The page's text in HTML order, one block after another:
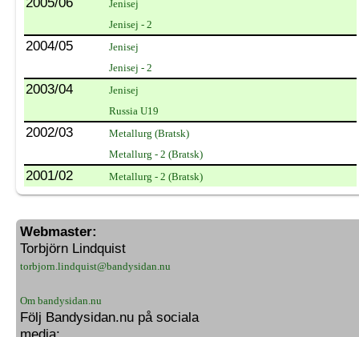
Jenisej
Jenisej - 2
2004/05
Jenisej
Jenisej - 2
2003/04
Jenisej
Russia U19
2002/03
Metallurg (Bratsk)
Metallurg - 2 (Bratsk)
2001/02 Metallurg - 2 (Bratsk)
Webmaster:
Torbjörn Lindquist
torbjorn.lindquist@bandysidan.nu
Om bandysidan.nu
Följ Bandysidan.nu på sociala